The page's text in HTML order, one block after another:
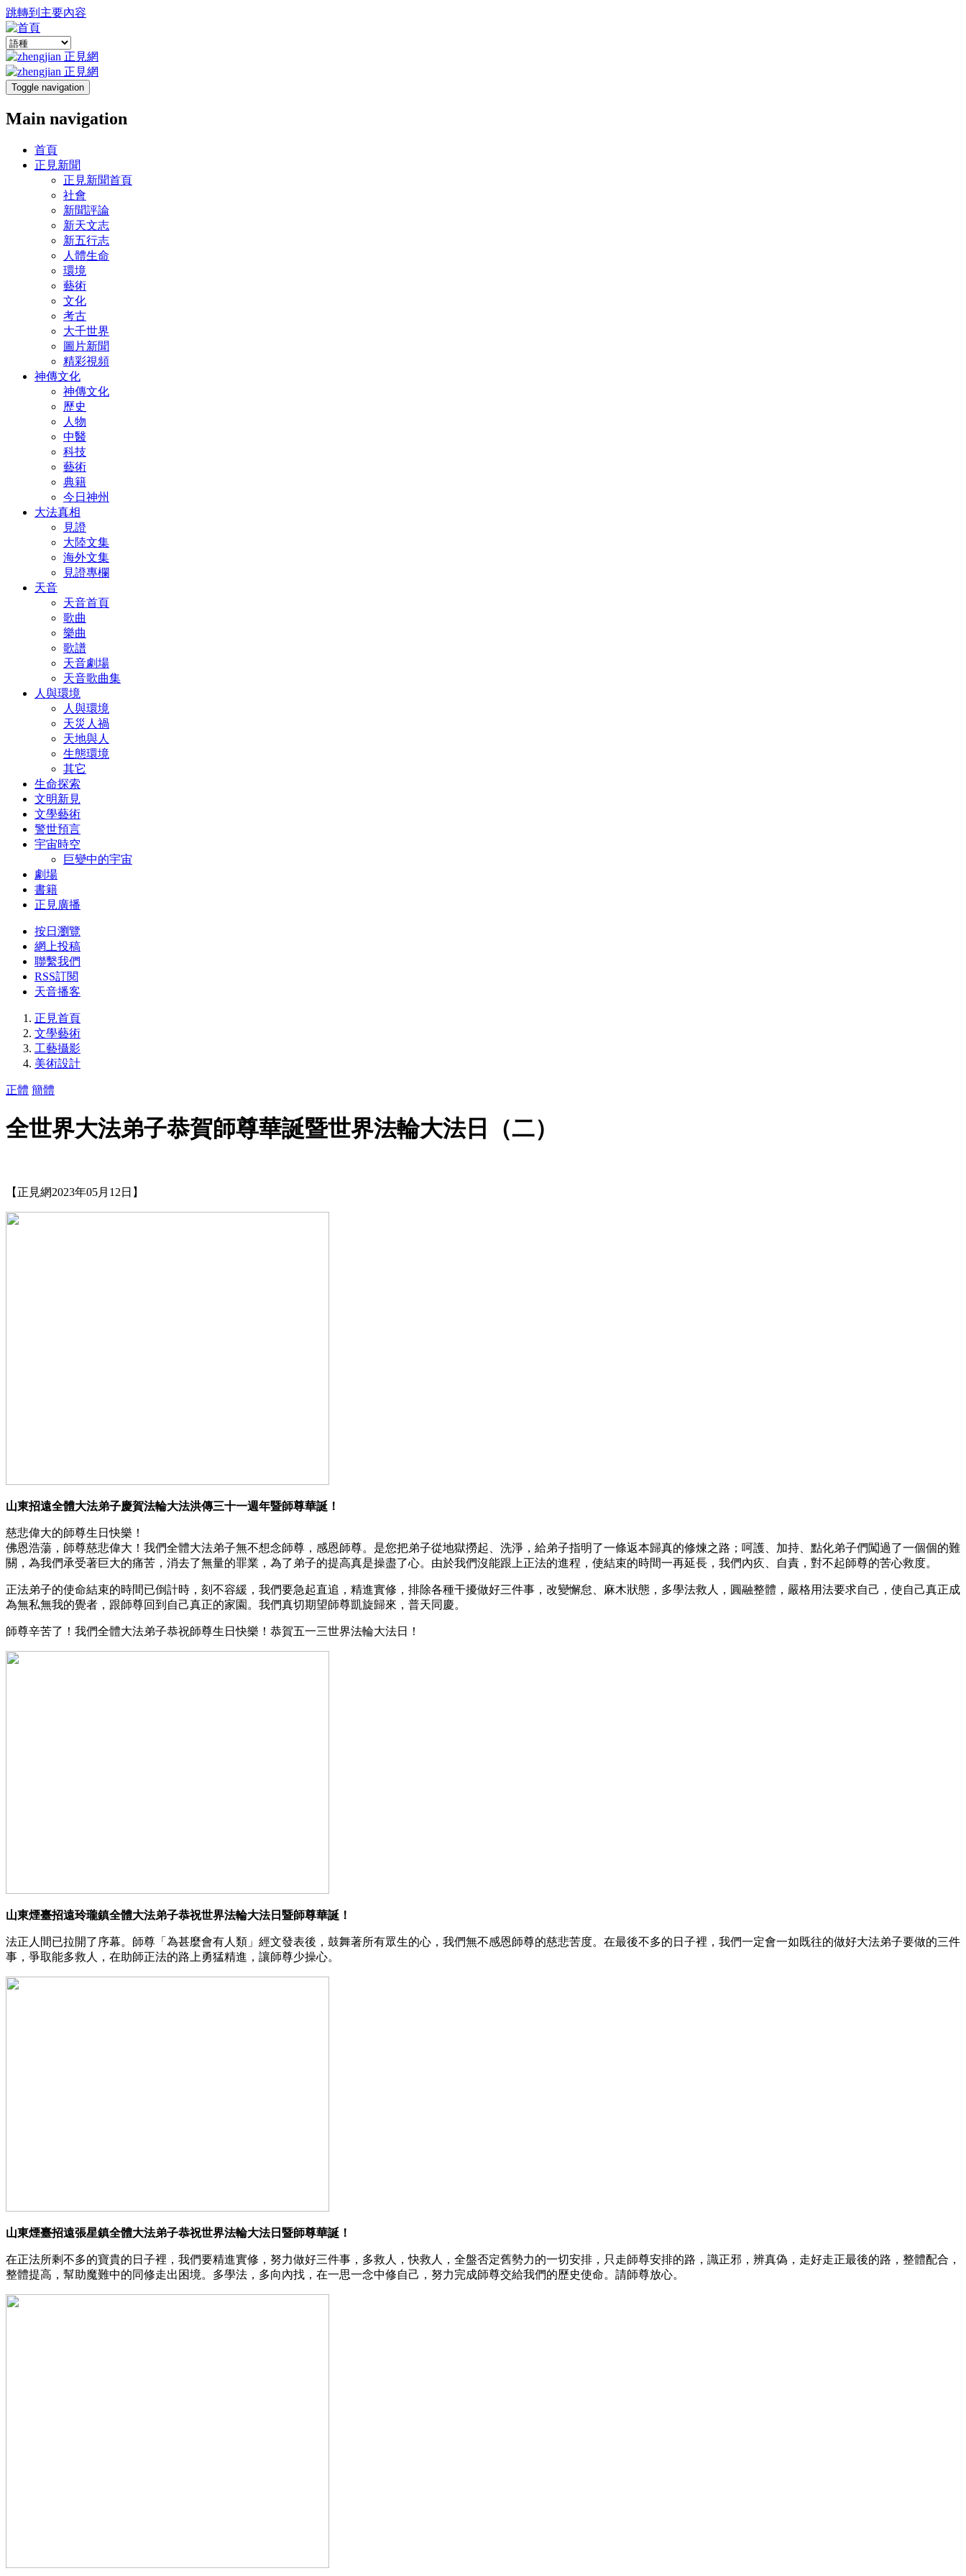
跳轉到主要內容
Toggle navigation
Main navigation
首頁
正見新聞
正見新聞首頁
社會
新聞評論
新天文志
新五行志
人體生命
環境
藝術
文化
考古
大千世界
圖片新聞
精彩視頻
神傳文化
神傳文化
歷史
人物
中醫
科技
藝術
典籍
今日神州
大法真相
見證
大陸文集
海外文集
見證專欄
天音
天音首頁
歌曲
樂曲
歌譜
天音劇場
天音歌曲集
人與環境
人與環境
天災人禍
天地與人
生態環境
其它
生命探索
文明新見
文學藝術
警世預言
宇宙時空
巨變中的宇宙
劇場
書籍
正見廣播
按日瀏覽
網上投稿
聯繫我們
RSS訂閱
天音播客
正見首頁
文學藝術
工藝攝影
美術設計
正體 簡體
全世界大法弟子恭賀師尊華誕暨世界法輪大法日（二）
【正見網2023年05月12日】
山東招遠全體大法弟子慶賀法輪大法洪傳三十一週年暨師尊華誕！
慈悲偉大的師尊生日快樂！
佛恩浩蕩，師尊慈悲偉大！我們全體大法弟子無不想念師尊，感恩師尊。是您把弟子從地獄撈起、洗淨，給弟子指明了一條返本歸真的修煉之路；呵護、加持、點化弟子們闖過了一個個的難
關，為我們承受著巨大的痛苦，消去了無量的罪業，為了弟子的提高真是操盡了心。由於我們沒能跟上正法的進程，使結束的時間一再延長，我們內疚、自責，對不起師尊的苦心救度。
正法弟子的使命結束的時間已倒計時，刻不容緩，我們要急起直追，精進實修，排除各種干擾做好三件事，改變懈怠、麻木狀態，多學法救人，圓融整體，嚴格用法要求自己，使自己真正成
為無私無我的覺者，跟師尊回到自己真正的家園。我們真切期望師尊凱旋歸來，普天同慶。
師尊辛苦了！我們全體大法弟子恭祝師尊生日快樂！恭賀五一三世界法輪大法日！
山東煙臺招遠玲瓏鎮全體大法弟子恭祝世界法輪大法日暨師尊華誕！
法正人間已拉開了序幕。師尊「為甚麼會有人類」經文發表後，鼓舞著所有眾生的心，我們無不感恩師尊的慈悲苦度。在最後不多的日子裡，我們一定會一如既往的做好大法弟子要做的三件
事，爭取能多救人，在助師正法的路上勇猛精進，讓師尊少操心。
山東煙臺招遠張星鎮全體大法弟子恭祝世界法輪大法日暨師尊華誕！
在正法所剩不多的寶貴的日子裡，我們要精進實修，努力做好三件事，多救人，快救人，全盤否定舊勢力的一切安排，只走師尊安排的路，識正邪，辨真偽，走好走正最後的路，整體配合，
整體提高，幫助魔難中的同修走出困境。多學法，多向內找，在一思一念中修自己，努力完成師尊交給我們的歷史使命。請師尊放心。